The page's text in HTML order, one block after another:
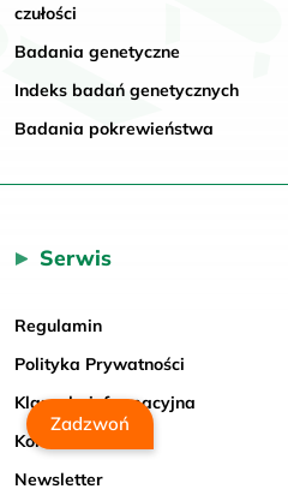
czułości
Badania genetyczne
Indeks badań genetycznych
Badania pokrewieństwa
Serwis
Regulamin
Polityka Prywatności
Klauzula informacyjna
Kontakt
Newsletter
Zadzwoń